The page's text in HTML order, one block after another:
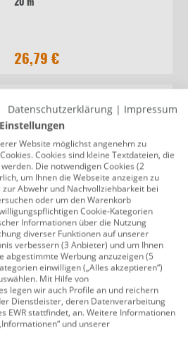
20 m
26,79 €
CON:P Rollbandmass 50 m auf
Rahmen
31,49 €
Connex Rahmenbandmaß 50 m
59,99 €
Datenschutzerklärung | Impressum
Website möglichst angenehm zu
Cookies sind kleine Textdateien, die
Die notwendigen Cookies (2
um Ihnen die Webseite anzeigen zu
Abwehr und Nachvollziehbarkeit bei
oder um den Warenkorb
Cookie-Kategorien
Informationen über die Nutzung
diverser Funktionen auf unserer
verbessern (3 Anbieter) und um Ihnen
abgestimmte Werbung anzuzeigen (5
einwilligen („Alles akzeptieren“)
Mit Hilfe von
legen wir auch Profile an und reichern
Dienstleister, deren Datenverarbeitung
EWR stattfindet, an. Weitere Informationen
und unserer